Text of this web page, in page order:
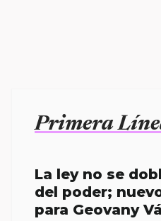
Primera
La ley no se
del poder;
para Geovany